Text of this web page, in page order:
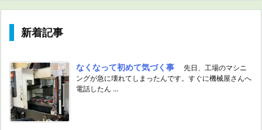
新着記事
なくなって初めて気づく事
先日、工場のマシニ
ングが急に壊れてしまったんです。すぐに機械屋さんへ
電話したん ...